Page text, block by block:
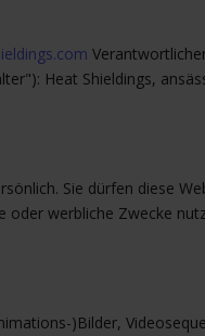
Heat Shieldings,
Sie dürfen diese
werbliche Zwecke
)Bilder,